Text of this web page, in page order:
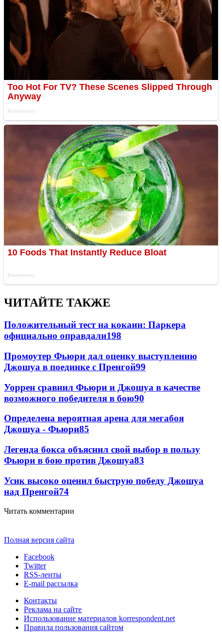
ЧИТАЙТЕ ТАКЖЕ
Положительный тест на кокаин: Паркера
официально оправдали198
Промоутер Фьюри дал оценку выступлению
Джошуа в поединке с Пренгой99
Уоррен сравнил Фьюри и Джошуа в качестве
возможного победителя в бою90
Определена вероятная арена для мегабоя
Джошуа - Фьюри85
Легенда бокса объяснил свой выбор в пользу
Фьюри в бою против Джошуа83
Усик высоко оценил быструю победу Джошуа
над Пренгой74
Читать комментарии
Полная версия сайта
Facebook
Twitter
RSS-ленты
E-mail рассылка
Контакты
Реклама на сайте
Использование материалов korrespondent.net
Правила пользования сайтом